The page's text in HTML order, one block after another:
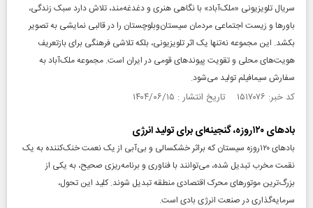
سریال تلویزیونی «ملک‌آباد» با نگاهی هنری و دغدغه‌مند، تلاش دارد سبک زندگی،
باورها و زیست اجتماعی مردمان سیستان‌وبلوچستان را در قالبی نمایشی به تصویر
بکشد. این مجموعه نه‌تنها یک اثر تلویزیونی، بلکه تلاشی فرهنگی برای بازتعریف
هویت‌های محلی و تقویت پیوندهای قومی در ایران است. مجموعه ملک‌آباد به
سفارش سیمافیلم تولید می‌شود.
کد خبر: ۱۵۱۷۰۷۶ تاریخ انتشار : ۱۴۰۴/۰۶/۱۵
بادهای ۱۲۰روزه، گنجینه‌ای برای تولید انرژی
بادهای ۱۲۰روزه سیستان که براثر خشکسالی و بی‌آبی از یک نعمت خنک‌کننده به یک
نقمت مخرب تبدیل شده، می‌توانند با فناوری و برنامه‌ریزی صحیح، به یکی از
بزرگ‌ترین موتورهای محرک اقتصادی منطقه تبدیل شوند. کلید این تحول،
سرمایه‌گذاری در صنعت انرژی بادی است.